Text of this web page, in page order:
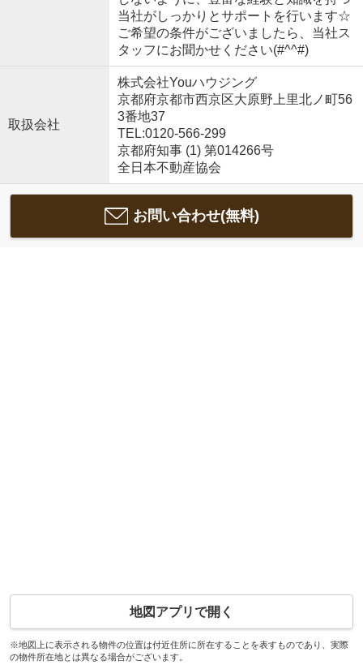
当社がしっかりとサポートを行います☆
ご希望の条件がございましたら、当社ス
タッフにお聞かせください(#^^#)
取扱会社
株式会社Youハウジング
京都府京都市西京区大原野上里北ノ町56
3番地37
TEL:0120-566-299
京都府知事 (1) 第014266号
全日本不動産協会
お問い合わせ(無料)
地図アプリで開く
※地図上に表示される物件の位置は付近住所に所在することを表すものであり、実際
の物件所在地とは異なる場合がございます。